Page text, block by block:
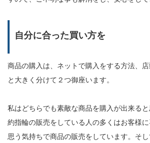
自分に合った買い方を
商品の購入は、ネットで購入をする方法、
と大きく分けて２つ御座います。
私はどちらでも素敵な商品を購入が出来る
約指輪の販売をしている人の多くはお客様
思う気持ちで商品の販売をしています。そ